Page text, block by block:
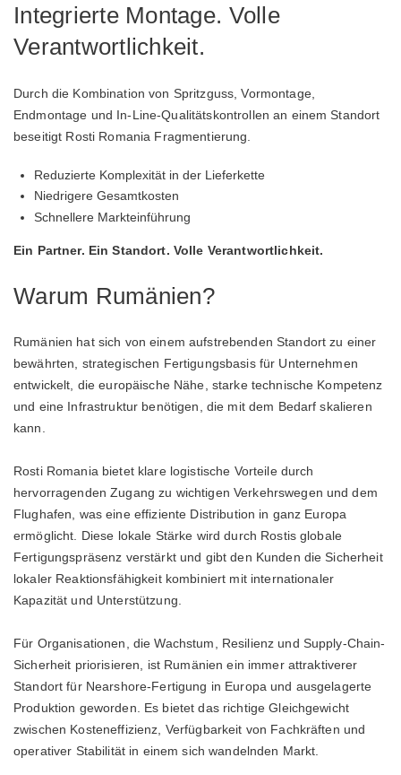
Integrierte Montage. Volle
Verantwortlichkeit.
Durch die Kombination von Spritzguss, Vormontage,
Endmontage und In-Line-Qualitätskontrollen an einem Standort
beseitigt Rosti Romania Fragmentierung.
Reduzierte Komplexität in der Lieferkette
Niedrigere Gesamtkosten
Schnellere Markteinführung
Ein Partner. Ein Standort. Volle Verantwortlichkeit.
Warum Rumänien?
Rumänien hat sich von einem aufstrebenden Standort zu einer
bewährten, strategischen Fertigungsbasis für Unternehmen
entwickelt, die europäische Nähe, starke technische Kompetenz
und eine Infrastruktur benötigen, die mit dem Bedarf skalieren
kann.
Rosti Romania bietet klare logistische Vorteile durch
hervorragenden Zugang zu wichtigen Verkehrswegen und dem
Flughafen, was eine effiziente Distribution in ganz Europa
ermöglicht. Diese lokale Stärke wird durch Rostis globale
Fertigungspräsenz verstärkt und gibt den Kunden die Sicherheit
lokaler Reaktionsfähigkeit kombiniert mit internationaler
Kapazität und Unterstützung.
Für Organisationen, die Wachstum, Resilienz und Supply-Chain-
Sicherheit priorisieren, ist Rumänien ein immer attraktiverer
Standort für Nearshore-Fertigung in Europa und ausgelagerte
Produktion geworden. Es bietet das richtige Gleichgewicht
zwischen Kosteneffizienz, Verfügbarkeit von Fachkräften und
operativer Stabilität in einem sich wandelnden Markt.